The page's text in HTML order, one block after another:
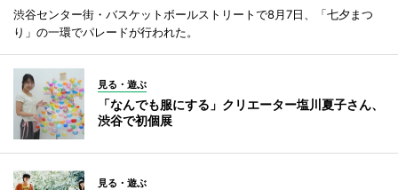
渋谷センター街・バスケットボールストリートで8月7日、「七夕まつ
り」の一環でパレードが行われた。
見る・遊ぶ
「なんでも服にする」クリエーター塩川夏子さん、
渋谷で初個展
見る・遊ぶ